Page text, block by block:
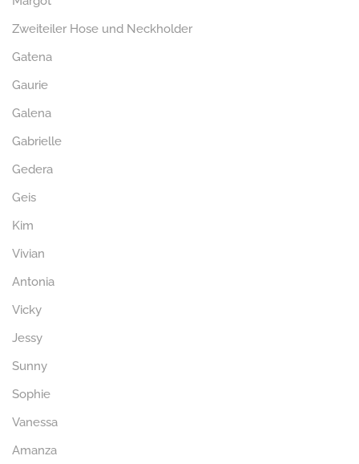
Zweiteiler Hose und Neckholder
Gatena
Gaurie
Galena
Gabrielle
Gedera
Geis
Kim
Vivian
Antonia
Vicky
Jessy
Sunny
Sophie
Vanessa
Amanza